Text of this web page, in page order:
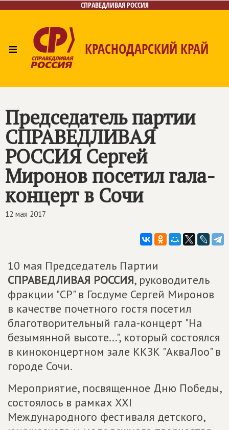
СПРАВЕДЛИВАЯ РОССИЯ
≡ КРАСНОДАРСКИЙ КРАЙ
Председатель партии
СПРАВЕДЛИВАЯ
РОССИЯСергей
Миронов посетил гала-
концерт в Сочи
12 мая 2017
10 мая Председатель Партии
СПРАВЕДЛИВАЯ РОССИЯ, руководитель
фракции "СР" в Госдуме Сергей Миронов
в качестве почетного гостя посетил
благотворительный гала-концерт "На
безымянной высоте...", который состоялся
в киноконцертном зале ККЗК "АкваЛоо" в
городе Сочи.
Мероприятие, посвященное Дню Победы,
состоялось в рамках ХХI
Международного фестиваля детского,